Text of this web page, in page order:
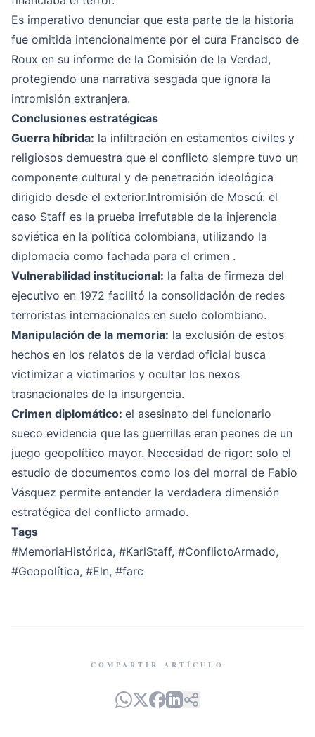
Es imperativo denunciar que esta parte de la historia
fue omitida intencionalmente por el cura Francisco de
Roux en su informe de la Comisión de la Verdad,
protegiendo una narrativa sesgada que ignora la
intromisión extranjera.
Conclusiones estratégicas
Guerra híbrida: la infiltración en estamentos civiles y
religiosos demuestra que el conflicto siempre tuvo un
componente cultural y de penetración ideológica
dirigido desde el exterior.Intromisión de Moscú: el
caso Staff es la prueba irrefutable de la injerencia
soviética en la política colombiana, utilizando la
diplomacia como fachada para el crimen .
Vulnerabilidad institucional: la falta de firmeza del
ejecutivo en 1972 facilitó la consolidación de redes
terroristas internacionales en suelo colombiano.
Manipulación de la memoria: la exclusión de estos
hechos en los relatos de la verdad oficial busca
victimizar a victimarios y ocultar los nexos
trasnacionales de la insurgencia.
Crimen diplomático: el asesinato del funcionario
sueco evidencia que las guerrillas eran peones de un
juego geopolítico mayor. Necesidad de rigor: solo el
estudio de documentos como los del morral de Fabio
Vásquez permite entender la verdadera dimensión
estratégica del conflicto armado.
Tags
#MemoriaHistórica, #KarlStaff, #ConflictoArmado,
#Geopolítica, #Eln, #farc
COMPARTIR ARTÍCULO